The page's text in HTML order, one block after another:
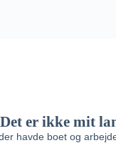
er ikke mit
havde boet og